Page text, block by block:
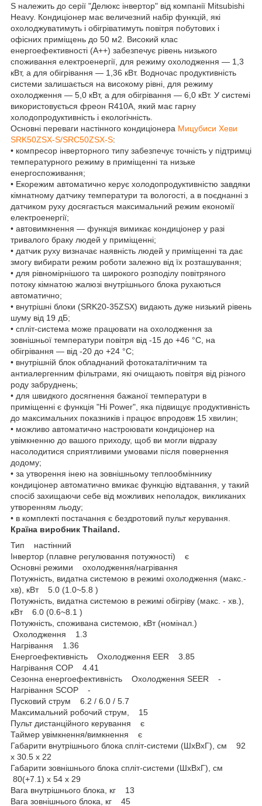
S належить до серії "Делюкс інвертор" від компанії Mitsubishi
Heavy. Кондиціонер має величезний набір функцій, які
охолоджуватимуть і обігріватимуть повітря побутових і
офісних приміщень до 50 м2. Високий клас
енергоефективності (А++) забезпечує рівень низького
споживання електроенергії, для режиму охолодження — 1,3
кВт, а для обігрівання — 1,36 кВт. Водночас продуктивність
системи залишається на високому рівні, для режиму
охолодження — 5,0 кВт, а для обігрівання — 6,0 кВт. У системі
використовується фреон R410A, який має гарну
холодопродуктивність і екологічність.
Основні переваги настінного кондиціонера Мицубиси Хеви
SRK50ZSX-S/SRC50ZSX-S:
• компресор інверторного типу забезпечує точність у підтримці
температурного режиму в приміщенні та низьке
енергоспоживання;
• Екорежим автоматично керує холодопродуктивністю завдяки
кімнатному датчику температури та вологості, а в поєднанні з
датчиком руху досягається максимальний режим економії
електроенергії;
• автовимкнення — функція вимикає кондиціонер у разі
тривалого браку людей у приміщенні;
• датчик руху визначає наявність людей у приміщенні та дає
змогу вибирати режим роботи залежно від їх розташування;
• для рівномірнішого та широкого розподілу повітряного
потоку кімнатою жалюзі внутрішнього блока рухаються
автоматично;
• внутрішні блоки (SRK20-35ZSX) видають дуже низький рівень
шуму від 19 дБ;
• спліт-система може працювати на охолодження за
зовнішньої температури повітря від -15 до +46 °C, на
обігрівання — від -20 до +24 °C;
• внутрішній блок обладнаний фотокаталітичним та
антиалергенним фільтрами, які очищають повітря від різного
роду забруднень;
• для швидкого досягнення бажаної температури в
приміщенні є функція "Hi Power", яка підвищує продуктивність
до максимальних показників і працює впродовж 15 хвилин;
• можливо автоматично настроювати кондиціонер на
увімкненню до вашого приходу, щоб ви могли відразу
насолодитися сприятливими умовами після повернення
додому;
• за утворення інею на зовнішньому теплообміннику
кондиціонер автоматично вмикає функцію відтавання, у такий
спосіб захищаючи себе від можливих неполадок, викликаних
утворенням льоду;
• в комплекті постачання є бездротовий пульт керування.
Країна виробник Thailand.
Тип настінний
Інвертор (плавне регулювання потужності) є
Основні режими охолодження/нагрівання
Потужність, видатна системою в режимі охолодження (макс.-
хв), кВт 5.0 (1.0~5.8 )
Потужність, видатна системою в режимі обігріву (макс. - хв.),
кВт 6.0 (0.6~8.1 )
Потужність, споживана системою, кВт (номінал.)
Охолодження 1.3
Нагрівання 1.36
Енергоефективність Охолодження EER 3.85
Нагрівання СOP 4.41
Сезонна енергоефективність Охолодження SEER -
Нагрівання SCOP -
Пусковий струм 6.2 / 6.0 / 5.7
Максимальний робочий струм, 15
Пульт дистанційного керування є
Таймер увімкнення/вимкнення є
Габарити внутрішнього блока спліт-системи (ШxВxГ), см 92
x 30.5 x 22
Габарити зовнішнього блока спліт-системи (ШxВxГ), см
80(+7.1) x 54 x 29
Вага внутрішнього блока, кг 13
Вага зовнішнього блока, кг 45